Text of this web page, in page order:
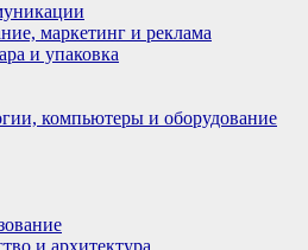
маркетинг и реклама
и упаковка
компьютеры и оборудование
и архитектура